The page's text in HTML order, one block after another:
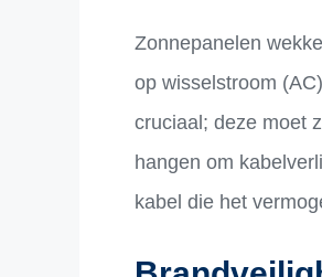
Zonnepanelen
op wisselstroom
cruciaal; deze moet
hangen om
kabel die het